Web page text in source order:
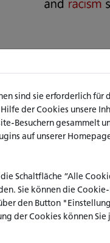
Gesellschaft mit
an der Universität
Universität Potsdam,
sind sie erforderlich für
der Cookies unsere
Besuchern gesammelt
auf unserer
Schaltfläche “Alle
Sie können die
den Button
der Cookies können